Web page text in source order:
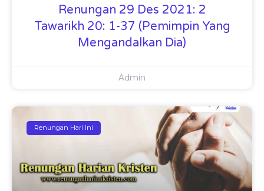
Renungan 29 Des 2021: 2
Tawarikh 20: 1-37 (Pemimpin Yang
Mengandalkan Dia)
Admin
Renungan Hari Ini